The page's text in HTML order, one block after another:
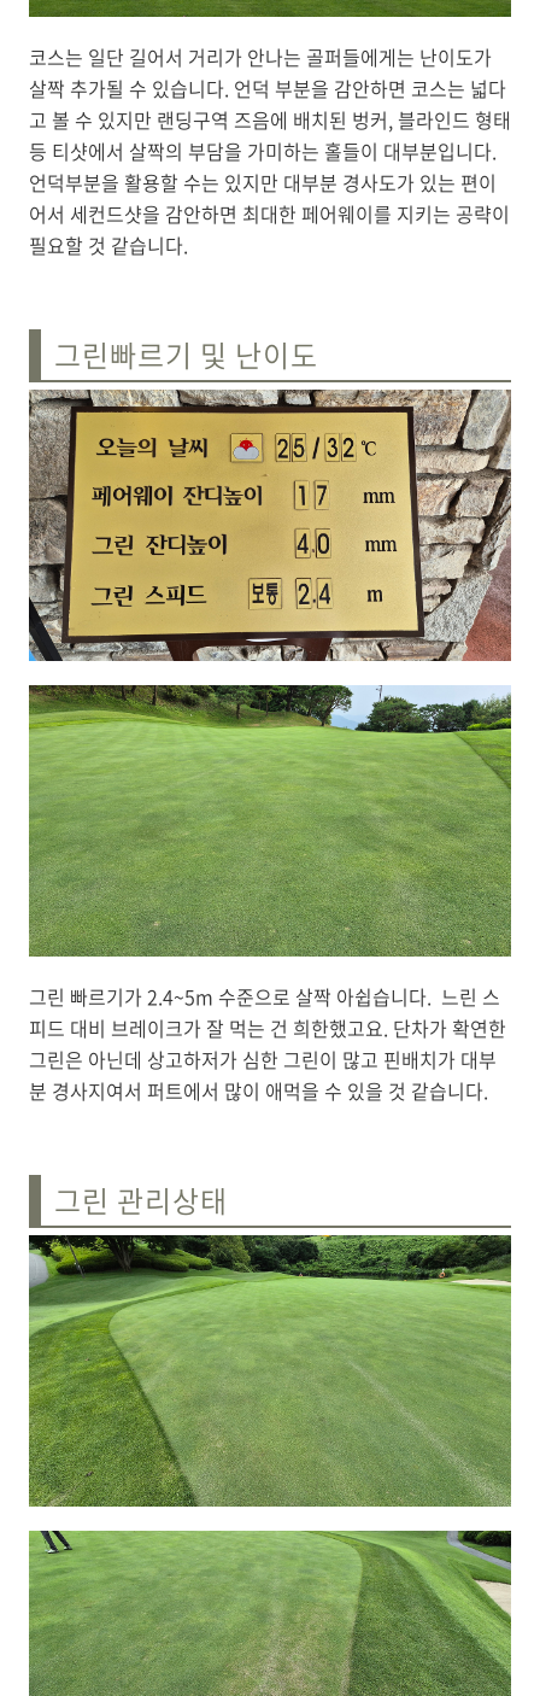
코스는 일단 길어서 거리가 안나는 골퍼들에게는 난이도가
살짝 추가될 수 있습니다. 언덕 부분을 감안하면 코스는 넓다
고 볼 수 있지만 랜딩구역 즈음에 배치된 벙커, 블라인드 형태
등 티샷에서 살짝의 부담을 가미하는 홀들이 대부분입니다.
언덕부분을 활용할 수는 있지만 대부분 경사도가 있는 편이
어서 세컨드샷을 감안하면 최대한 페어웨이를 지키는 공략이
필요할 것 같습니다.
그린빠르기 및 난이도
그린 빠르기가2.4~5m 수준으로 살짝 아쉽습니다. 느린 스
피드 대비 브레이크가 잘 먹는 건 희한했고요. 단차가 확연한
그린은 아닌데 상고하저가 심한 그린이 많고 핀배치가 대부
분 경사지여서 퍼트에서 많이 애먹을 수 있을 것 같습니다.
그린 관리상태